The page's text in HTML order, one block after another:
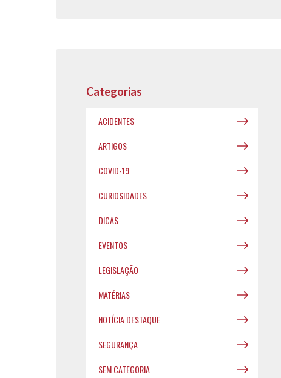
Categorias
ACIDENTES
ARTIGOS
COVID-19
CURIOSIDADES
DICAS
EVENTOS
LEGISLAÇÃO
MATÉRIAS
NOTÍCIA DESTAQUE
SEGURANÇA
SEM CATEGORIA